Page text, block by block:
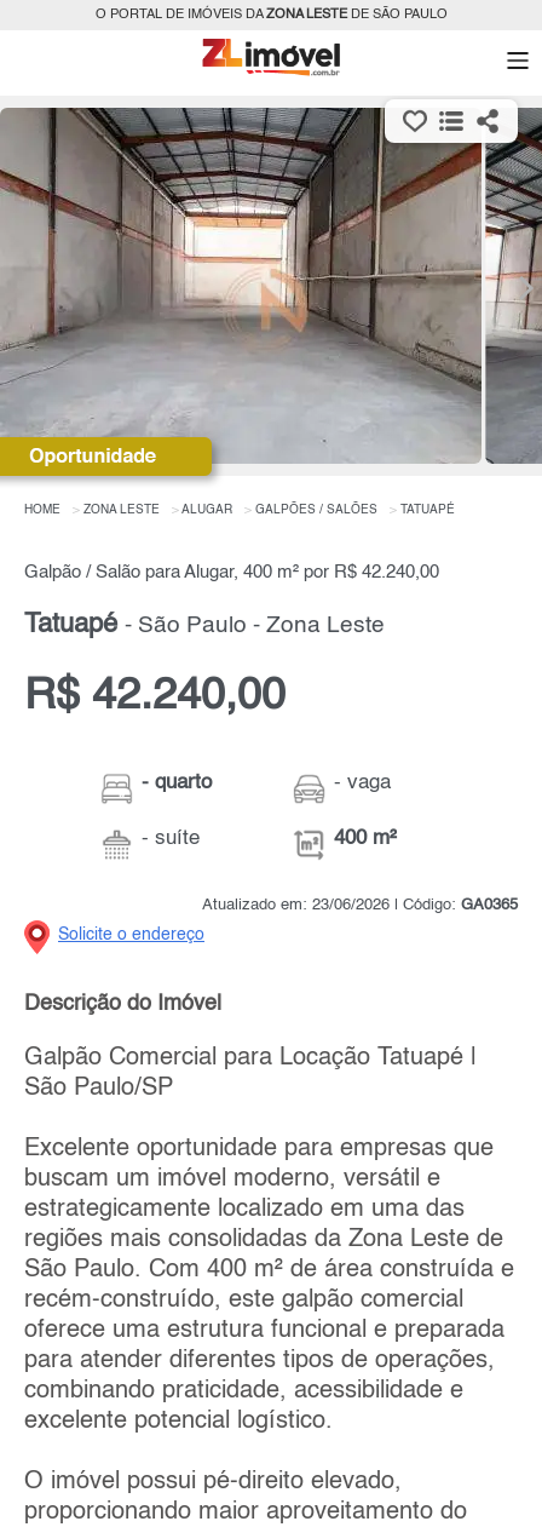
O PORTAL DE IMÓVEIS DAZONA LESTEDE SÃO PAULO
HOME ZONA LESTE ALUGAR GALPÕES / SALÕES TATUAPÉ
Galpão / Salão para Alugar, 400 m² por R$ 42.240,00
Tatuapé - São Paulo - Zona Leste
R$ 42.240,00
- quarto
- suíte
- vaga
400 m²
Atualizado em: 23/06/2026 | Código: GA0365
Solicite o endereço
Descrição do Imóvel
Galpão Comercial para Locação Tatuapé |
São Paulo/SP
Excelente oportunidade para empresas que
buscam um imóvel moderno, versátil e
estrategicamente localizado em uma das
regiões mais consolidadas da Zona Leste de
São Paulo. Com 400 m² de área construída e
recém-construído, este galpão comercial
oferece uma estrutura funcional e preparada
para atender diferentes tipos de operações,
combinando praticidade, acessibilidade e
excelente potencial logístico.
O imóvel possui pé-direito elevado,
proporcionando maior aproveitamento do